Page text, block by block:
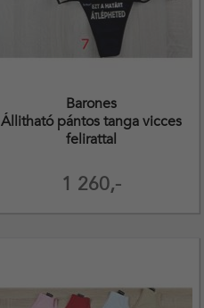
1 260,-
Barones
Állitható pántos tanga vicces
felirattal